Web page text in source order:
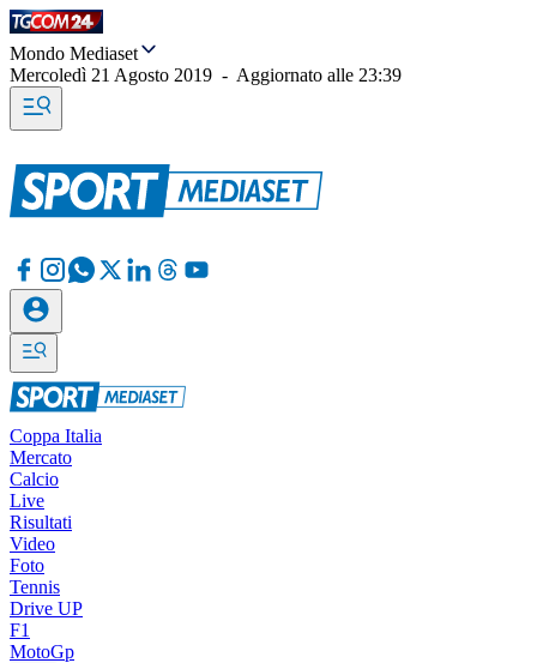
Mondo Mediaset
Mercoledì 21 Agosto 2019 - Aggiornato alle 23:39
Coppa Italia
Mercato
Calcio
Live
Risultati
Video
Foto
Tennis
Drive UP
F1
MotoGp